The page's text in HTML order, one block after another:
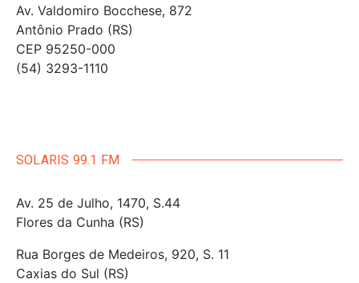
Av. Valdomiro Bocchese, 872
Antônio Prado (RS)
CEP 95250-000
(54) 3293-1110
SOLARIS 99.1 FM
Av. 25 de Julho, 1470, S.44
Flores da Cunha (RS)
Rua Borges de Medeiros, 920, S. 11
Caxias do Sul (RS)